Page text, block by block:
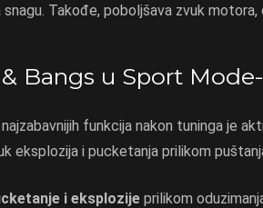
Takođe, poboljšava zvuk motora,
Bangs u Sport
funkcija nakon tuninga je
eksplozija i pucketanja prilikom
i eksplozije prilikom